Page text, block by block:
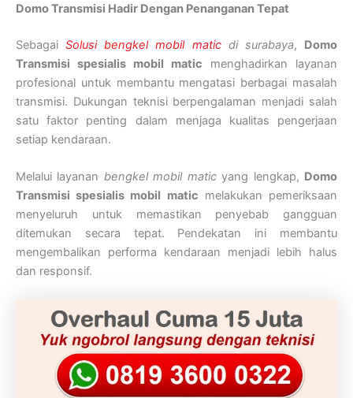
Domo Transmisi Hadir Dengan Penanganan Tepat
SebagaiSolusi bengkel mobil maticdi surabaya, Domo
Transmisi spesialis mobil matic menghadirkan layanan
profesional untuk membantu mengatasi berbagai masalah
transmisi. Dukungan teknisi berpengalaman menjadi salah
satu faktor penting dalam menjaga kualitas pengerjaan
setiap kendaraan.
Melalui layanan bengkel mobil maticyang lengkap, Domo
Transmisi spesialis mobil matic melakukan pemeriksaan
menyeluruh untuk memastikan penyebab gangguan
ditemukan secara tepat. Pendekatan ini membantu
mengembalikan performa kendaraan menjadi lebih halus
dan responsif.